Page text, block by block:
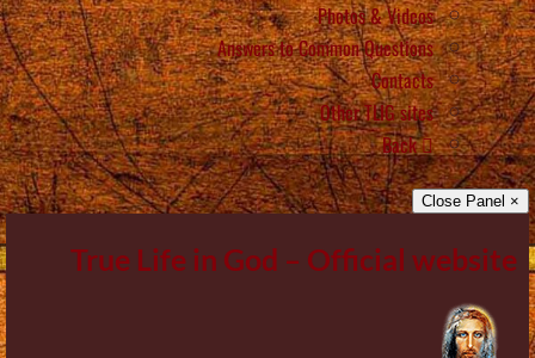
Photos & Videos
Answers to Common Questions
Contacts
Other TLIG sites
Back
× Close Panel
True Life in God – Official website